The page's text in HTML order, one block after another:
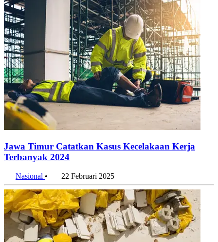
Jawa Timur Catatkan Kasus Kecelakaan Kerja
Terbanyak 2024
Nasional • 22 Februari 2025